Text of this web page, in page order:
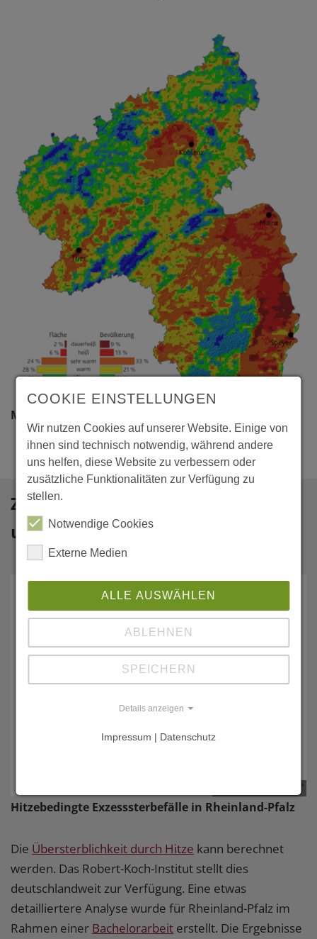
Mittlere thermische Belastung
Zusammenhang zwischen Hitze
und Todesfällen
Hitzebedingte Exzesssterbefälle in Rheinland-Pfalz
Die Übersterblichkeit durch Hitze kann berechnet
werden. Das Robert-Koch-Institut stellt dies
deutschlandweit zur Verfügung. Eine etwas
detailliertere Analyse wurde für Rheinland-Pfalz im
Rahmen einer Bachelorarbeit erstellt. Die Ergebnisse
COOKIE EINSTELLUNGEN
Wir nutzen Cookies auf unserer Website. Einige von
ihnen sind technisch notwendig, während andere
uns helfen, diese Website zu verbessern oder
zusätzliche Funktionalitäten zur Verfügung zu
stellen.
Notwendige Cookies
Externe Medien
ALLE AUSWÄHLEN
ABLEHNEN
SPEICHERN
Details anzeigen
Impressum | Datenschutz